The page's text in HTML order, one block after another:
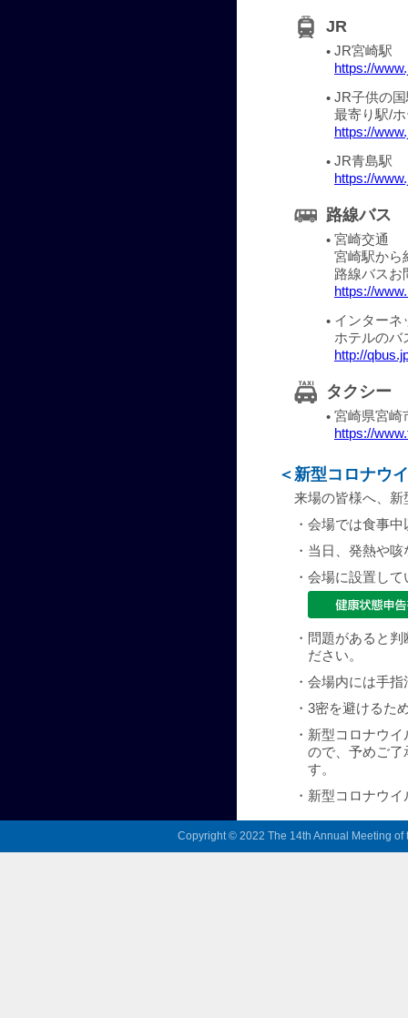
JR
• JR宮崎駅
https://
• JR子供の
最寄り駅/
https://
• JR青島駅
https://
路線バス
• 宮崎交通
宮崎駅から
路線バスお
https://
• インターネ
ホテルのバ
http://
タクシー
• 宮崎県宮崎
https://
＜新型コロナウ
来場の皆様へ、
・ 会場では食事
・ 当日、発熱や
・ 会場に設置し
・ 問題があると
ださい。
・ 会場内には手
・ 3密を避けるた
・ 新型コロナウ
ので、予めご
す。
・ 新型コロナウ
Copyright © 2022 The 14th Annual Meeting